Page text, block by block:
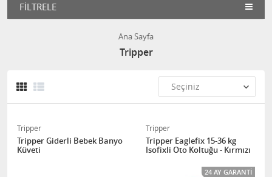
FILTRELE
Ana Sayfa
Tripper
Tripper
Tripper Giderli Bebek Banyo
Küveti
Tripper
Tripper Eaglefix 15-36 kg
Isofixli Oto Koltuğu - Kırmızı
24 AY GARANTI